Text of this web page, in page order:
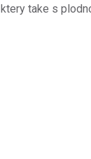
ktery take s